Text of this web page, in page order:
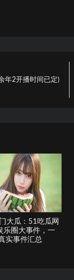
年2开播时间已定)
大瓜：51吃瓜网
乐圈大事件，一
实事件汇总